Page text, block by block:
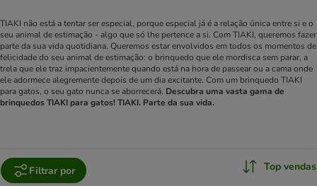
TIAKI não está a tentar ser especial, porque especial já é a relação única entre si e o
seu animal de estimação - algo que só lhe pertence a si. Com TIAKI, queremos fazer
parte da sua vida quotidiana. Queremos estar envolvidos em todos os momentos de
felicidade do seu animal de estimação: o brinquedo que ele mordisca sem parar, a
trela que ele traz impacientemente quando está na hora de passear ou a cama onde
ele adormece alegremente depois de um dia excitante. Com um brinquedo TIAKI
para gatos, o seu gato nunca se aborrecerá. Descubra uma vasta gama de
brinquedos TIAKI para gatos! TIAKI. Parte da sua vida.
Filtrar por Top vendas